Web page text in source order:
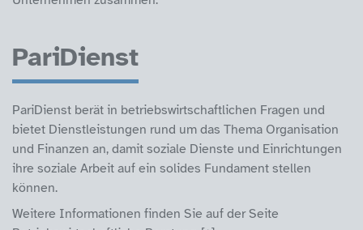
PariDienst
PariDienst berät in betriebswirtschaftlichen Fragen und
bietet Dienstleistungen rund um das Thema Organisation
und Finanzen an, damit soziale Dienste und Einrichtungen
ihre soziale Arbeit auf ein solides Fundament stellen
können.
Weitere Informationen finden Sie auf der Seite